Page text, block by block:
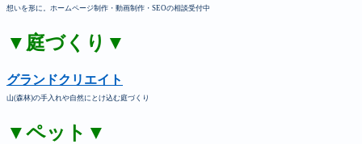
想いを形に。ホームページ制作・動画制作・SEOの相談受付中
▼庭づくり▼
グランドクリエイト
山(森林)の手入れや自然にとけ込む庭づくり
▼ペット▼